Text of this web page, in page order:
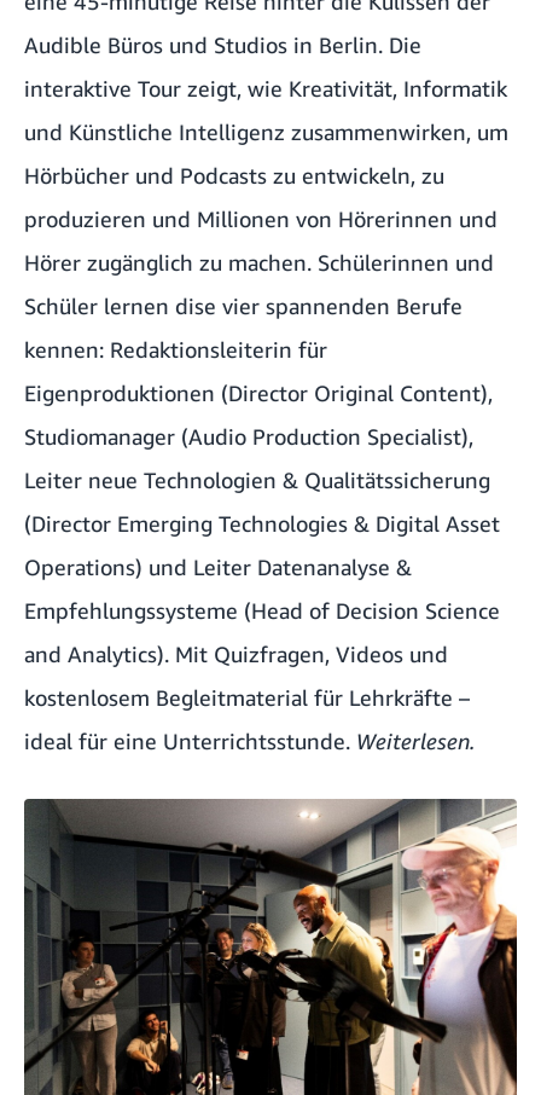
Audible Büros und Studios in Berlin. Die
interaktive Tour zeigt, wie Kreativität, Informatik
und Künstliche Intelligenz zusammenwirken, um
Hörbücher und Podcasts zu entwickeln, zu
produzieren und Millionen von Hörerinnen und
Hörer zugänglich zu machen. Schülerinnen und
Schüler lernen dise vier spannenden Berufe
kennen: Redaktionsleiterin für
Eigenproduktionen (Director Original Content),
Studiomanager (Audio Production Specialist),
Leiter neue Technologien & Qualitätssicherung
(Director Emerging Technologies & Digital Asset
Operations) und Leiter Datenanalyse &
Empfehlungssysteme (Head of Decision Science
and Analytics). Mit Quizfragen, Videos und
kostenlosem Begleitmaterial für Lehrkräfte –
ideal für eine Unterrichtsstunde. Weiterlesen.